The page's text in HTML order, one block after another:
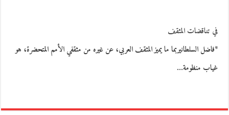
في تناقضات المثقف
*فاضل السلطانيربما ما يميز المثقف العربي، عن غيره من مثقفي الأمم المتحضرة، هو
غياب منظومة…